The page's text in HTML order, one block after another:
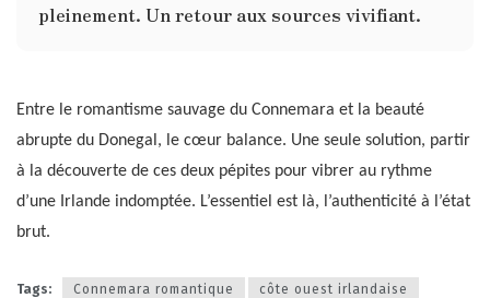
pleinement. Un retour aux sources vivifiant.
Entre le romantisme sauvage du Connemara et la beauté
abrupte du Donegal, le cœur balance. Une seule solution, partir
à la découverte de ces deux pépites pour vibrer au rythme
d’une Irlande indomptée. L’essentiel est là, l’authenticité à l’état
brut.
Tags: Connemara romantique
côte ouest irlandaise